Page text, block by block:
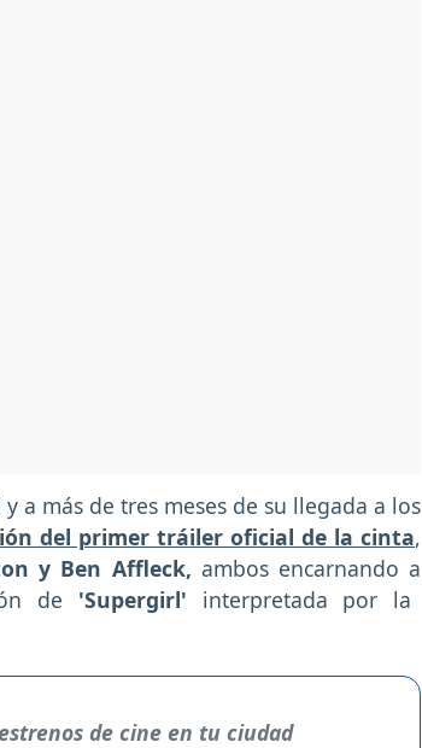
a más de tres meses de su llegada a los
del primer tráiler oficial de la cinta,
y Ben Affleck, ambos encarnando a
de 'Supergirl' interpretada por la
de cine en tu ciudad